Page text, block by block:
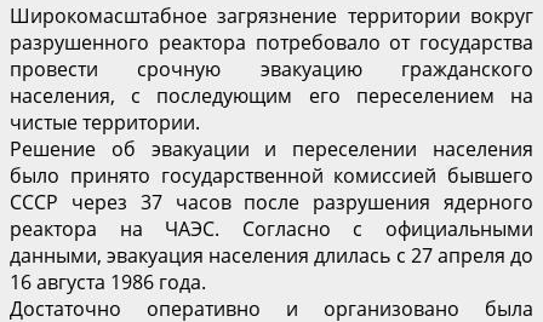
Широкомасштабное загрязнение территории вокруг
разрушенного реактора потребовало от государства
провести срочную эвакуацию гражданского
населения, с последующим его переселением на
чистые территории.
Решение об эвакуации и переселении населения
было принято государственной комиссией бывшего
СССР через 37 часов после разрушения ядерного
реактора на ЧАЭС. Согласно с официальными
данными, эвакуация населения длилась с 27 апреля до
16 августа 1986 года.
Достаточно оперативно и организовано была